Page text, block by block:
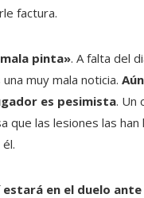
factura.
pinta». A falta del
muy mala noticia.
es pesimista. Un
que las lesiones las
estará en el duelo